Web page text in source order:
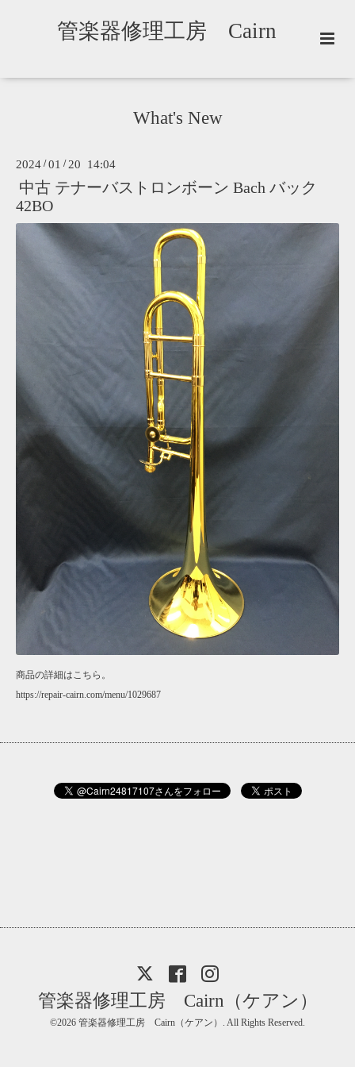
管楽器修理工房 Cairn
What's New
2024 /01 / 20 14:04
中古 テナーバストロンボーン Bach バック
42BO
商品の詳細はこちら。
https://repair-cairn.com/menu/1029687
管楽器修理工房 Cairn（ケアン）
©2026 管楽器修理工房 Cairn（ケアン） . All Rights Reserved.